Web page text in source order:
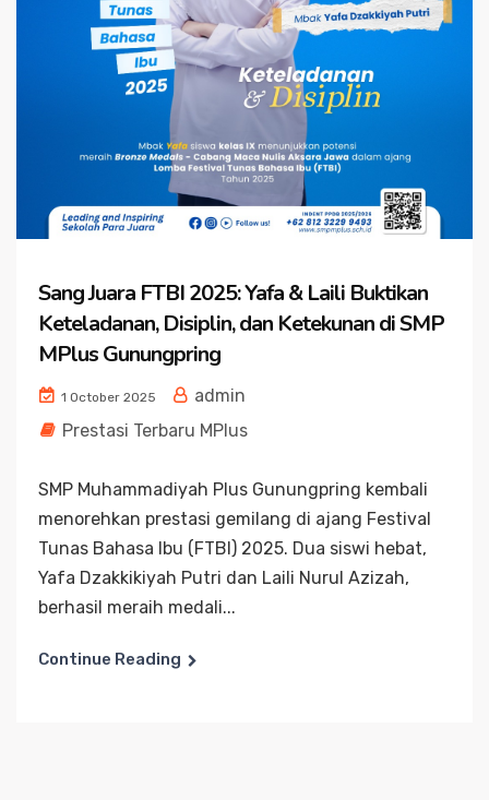
Sang Juara FTBI 2025: Yafa & Laili Buktikan
Keteladanan, Disiplin, dan Ketekunan di SMP
MPlus Gunungpring
1 October 2025
admin
Prestasi Terbaru MPlus
SMP Muhammadiyah Plus Gunungpring kembali
menorehkan prestasi gemilang di ajang Festival
Tunas Bahasa Ibu (FTBI) 2025. Dua siswi hebat,
Yafa Dzakkikiyah Putri dan Laili Nurul Azizah,
berhasil meraih medali...
Continue Reading